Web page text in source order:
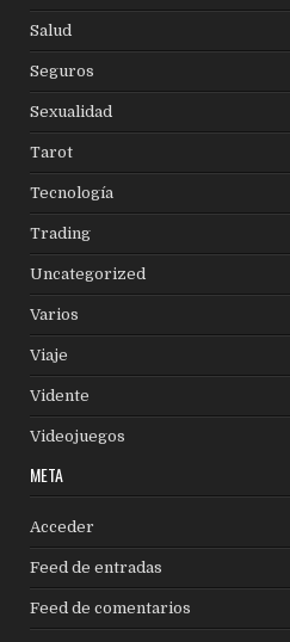
Salud
Seguros
Sexualidad
Tarot
Tecnología
Trading
Uncategorized
Varios
Viaje
Vidente
Videojuegos
META
Acceder
Feed de entradas
Feed de comentarios